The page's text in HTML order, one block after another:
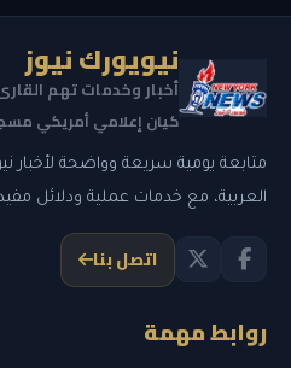
نيويورك نيوز
أخبار وخدمات تهم
كيان إعلامي أمريكي مسجل برقم
متابعة يومية سريعة وواضحة لأخبار
العربية، مع خدمات عملية ودلائل
اتصل بنا
روابط مهمة